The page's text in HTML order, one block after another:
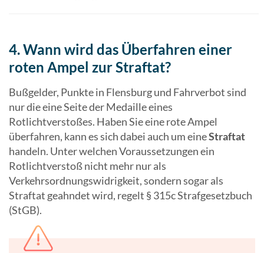
4. Wann wird das Überfahren einer
roten Ampel zur Straftat?
Bußgelder, Punkte in Flensburg und Fahrverbot sind
nur die eine Seite der Medaille eines
Rotlichtverstoßes. Haben Sie eine rote Ampel
überfahren, kann es sich dabei auch um eineStraftat
handeln. Unter welchen Voraussetzungen ein
Rotlichtverstoß nicht mehr nur als
Verkehrsordnungswidrigkeit, sondern sogar als
Straftat geahndet wird, regelt § 315c Strafgesetzbuch
(StGB).